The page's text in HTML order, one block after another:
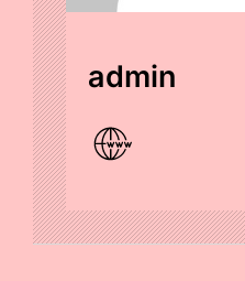
admin